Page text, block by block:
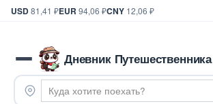
USD81,41 ₽EUR 94,06 ₽CNY 12,06 ₽
Дневник Путешественника